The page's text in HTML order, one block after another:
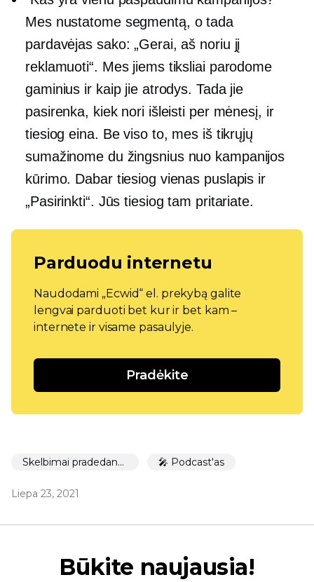
Mes nustatome segmentą, o tada
pardavėjas sako: „Gerai, aš noriu jį
reklamuoti“. Mes jiems tiksliai parodome
gaminius ir kaip jie atrodys. Tada jie
pasirenka, kiek nori išleisti per mėnesį, ir
tiesiog eina. Be viso to, mes iš tikrųjų
sumažinome du žingsnius nuo kampanijos
kūrimo. Dabar tiesiog vienas puslapis ir
„Pasirinkti“. Jūs tiesiog tam pritariate.
Parduodu internetu
Naudodami „Ecwid“ el. prekybą galite
lengvai parduoti bet kur ir bet kam –
internete ir visame pasaulyje.
Pradėkite
Skelbimai pradedantiesiems 🎤 Podcast'as
Liepa 23, 2021
Būkite naujausia!